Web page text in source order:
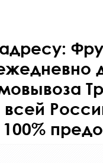
100%